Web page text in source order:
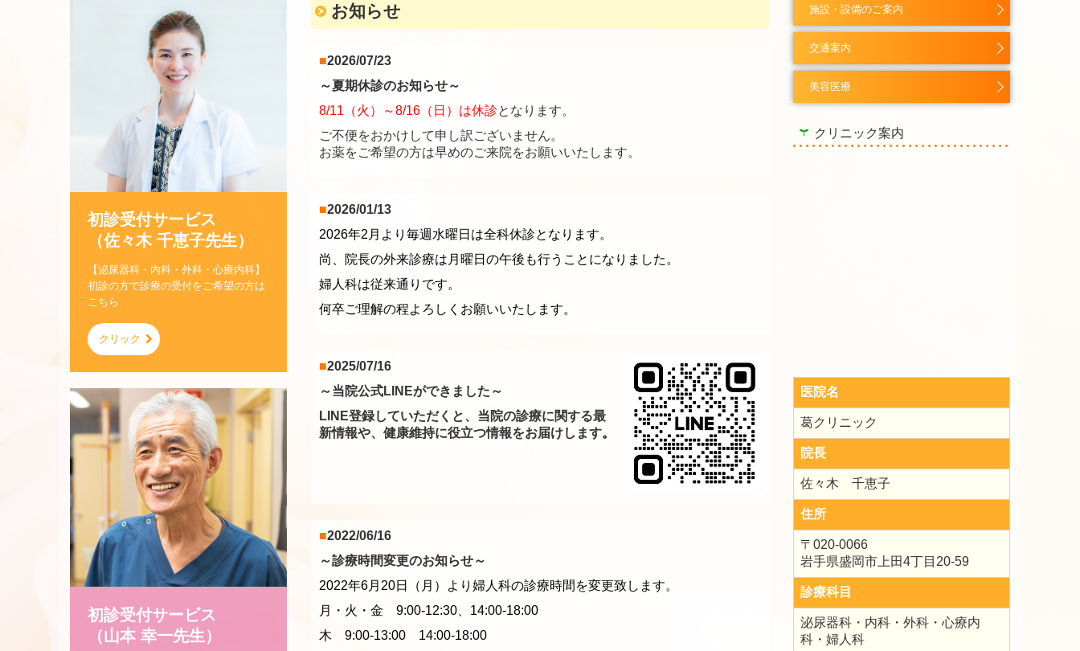
初診受付サービス
（佐々木 千恵子先生）
【泌尿器科・内科・外科・心療内科】
初診の方で診療の受付をご希望の方は
こちら
クリック
初診受付サービス
（山本 幸一先生）
お知らせ
■2026/07/23
～夏期休診のお知らせ～
8/11（火）～8/16（日）は休診となります。
ご不便をおかけして申し訳ございません。
お薬をご希望の方は早めのご来院をお願いいたします。
■2026/01/13
2026年2月より毎週水曜日は全科休診となります。
尚、院長の外来診療は月曜日の午後も行うことになりました。
婦人科は従来通りです。
何卒ご理解の程よろしくお願いいたします。
■2025/07/16
～当院公式LINEができました～
LINE登録していただくと、当院の診療に関する最
新情報や、健康維持に役立つ情報をお届けします。
■2022/06/16
～診療時間変更のお知らせ～
2022年6月20日（月）より婦人科の診療時間を変更致します。
月・火・金 9:00-12:30、14:00-18:00
木 9:00-13:00 14:00-18:00
施設・設備のご案内
交通案内
美容医療
クリニック案内
医院名
葛クリニック
院長
佐々木 千恵子
住所
〒020-0066
岩手県盛岡市上田4丁目20-59
診療科目
泌尿器科・内科・外科・心療内
科・婦人科